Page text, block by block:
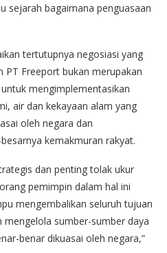
sejarah bagaimana penguasaan
tertutupnya negosiasi yang
PT Freeport bukan merupakan
mengimplementasikan
air dan kekayaan alam yang
oleh negara dan
kemakmuran rakyat.
dan penting tolak ukur
pemimpin dalam hal ini
mengembalikan seluruh tujuan
sumber-sumber daya
benar dikuasai oleh negara,”